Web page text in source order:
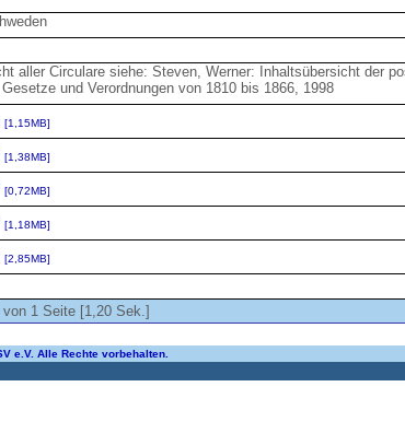
aller Circulare siehe: Steven, Werner: Inhaltsübersicht der
und Verordnungen von 1810 bis 1866, 1998
[1,15MB]
[1,38MB]
[0,72MB]
[1,18MB]
[2,85MB]
1 Seite [1,20 Sek.]
e.V. Alle Rechte vorbehalten.